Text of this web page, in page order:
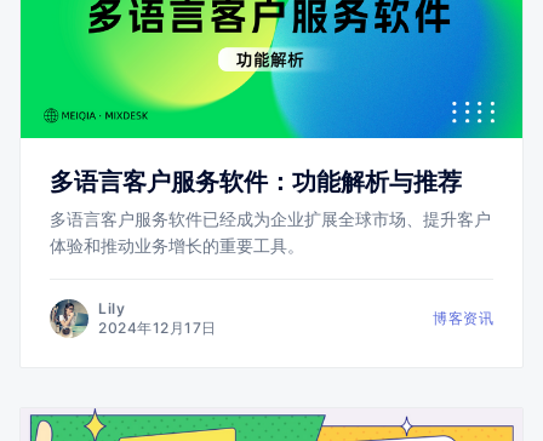
多语言客户服务软件：功能解析与推荐
多语言客户服务软件已经成为企业扩展全球市场、提升客户
体验和推动业务增长的重要工具。
Lily
2024年12月17日
博客资讯